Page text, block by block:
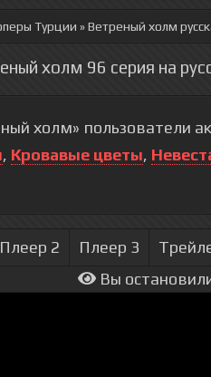
Турции » Ветреный холм
холм 96 серия на
холм» пользователи
, Кровавые цветы,
Плеер 2 Плеер 3
Вы